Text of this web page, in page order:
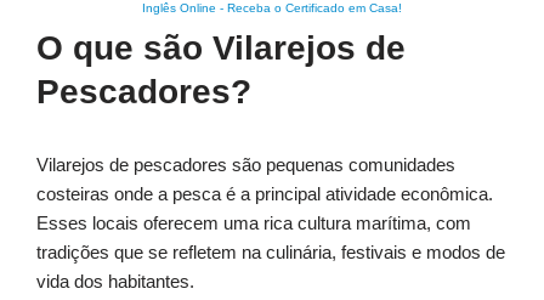
Inglês Online - Receba o Certificado em Casa!
O que são Vilarejos de
Pescadores?
Vilarejos de pescadores são pequenas comunidades
costeiras onde a pesca é a principal atividade econômica.
Esses locais oferecem uma rica cultura marítima, com
tradições que se refletem na culinária, festivais e modos de
vida dos habitantes.